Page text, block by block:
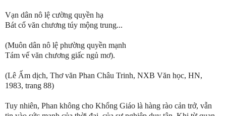
Vạn dân nô lệ cường quyền hạ
Bát cổ văn chương túy mộng trung...
(Muôn dân nô lệ phường quyền mạnh
Tám vế văn chương giấc ngủ mơ).
(Lê Ấm dịch, Thơ văn Phan Châu Trinh, NXB Văn học, HN,
1983, trang 88)
Tuy nhiên, Phan không cho Khổng Giáo là hàng rào cản trở, vẫn